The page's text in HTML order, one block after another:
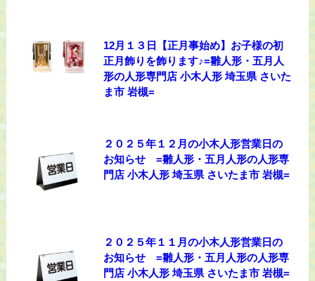
12月１３日【正月事始め】お子様の初
正月飾りを飾ります♪=雛人形・五月人
形の人形専門店 小木人形 埼玉県 さいた
ま市 岩槻=
２０２５年１２月の小木人形営業日の
お知らせ =雛人形・五月人形の人形専
門店 小木人形 埼玉県 さいたま市 岩槻=
２０２５年１１月の小木人形営業日の
お知らせ =雛人形・五月人形の人形専
門店 小木人形 埼玉県 さいたま市 岩槻=